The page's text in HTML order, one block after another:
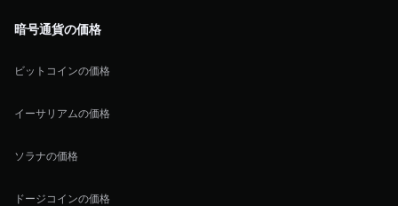
暗号通貨の価格
ビットコインの価格
イーサリアムの価格
ソラナの価格
ドージコインの価格